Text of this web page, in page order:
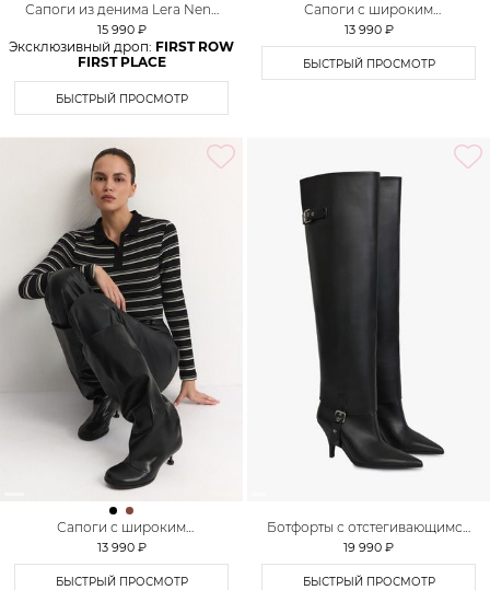
Сапоги из денима Lera Nena
Unreal
15 990 ₽
Эксклюзивный дроп: FIRST ROW
FIRST PLACE
БЫСТРЫЙ ПРОСМОТР
Сапоги с широким
голенищем Lera Nena Unreal
13 990 ₽
БЫСТРЫЙ ПРОСМОТР
Сапоги с широким
голенищем Lera Nena Unreal
13 990 ₽
БЫСТРЫЙ ПРОСМОТР
Ботфорты с отстегивающимся
голенищем Lera Nena Unreal
19 990 ₽
БЫСТРЫЙ ПРОСМОТР